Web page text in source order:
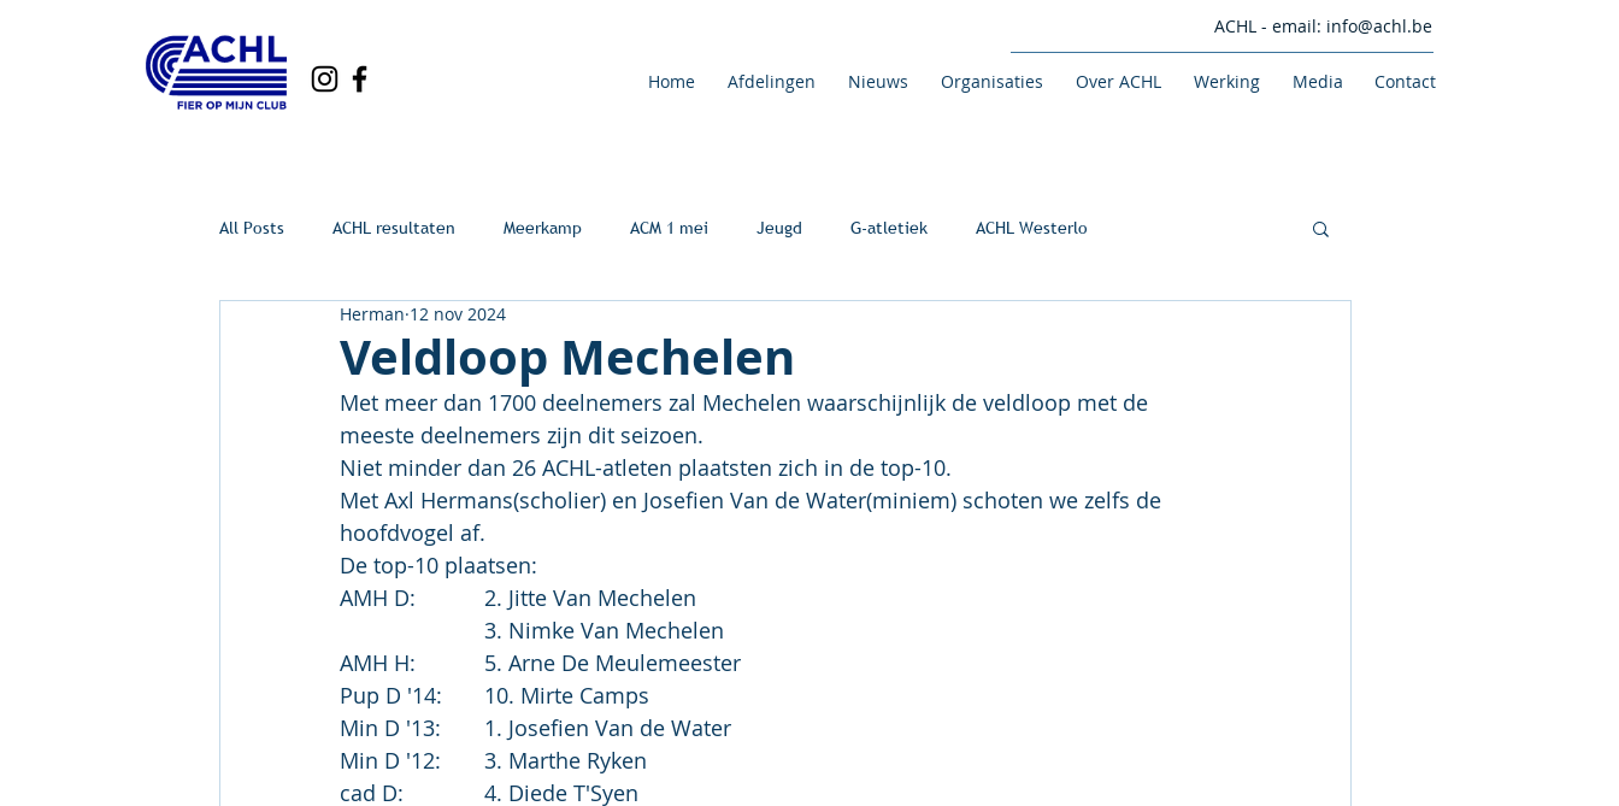
ACHL - email: info@achl.be
Home Afdelingen Nieuws Organisaties Over ACHL Werking Media Contact
All Posts ACHL resultaten Meerkamp ACM 1 mei Jeugd G-atletiek ACHL Westerlo
Veldloop Mechelen
Herman 12 nov 2024
Met meer dan 1700 deelnemers zal Mechelen waarschijnlijk de veldloop met de
meeste deelnemers zijn dit seizoen.
Niet minder dan 26 ACHL-atleten plaatsten zich in de top-10.
Met Axl Hermans(scholier) en Josefien Van de Water(miniem) schoten we zelfs de
hoofdvogel af.
De top-10 plaatsen:
AMH D:		2. Jitte Van Mechelen
			3. Nimke Van Mechelen
AMH H:		5. Arne De Meulemeester
Pup D '14:	10. Mirte Camps
Min D '13:	1. Josefien Van de Water
Min D '12:	3. Marthe Ryken
cad D:		4. Diede T'Syen